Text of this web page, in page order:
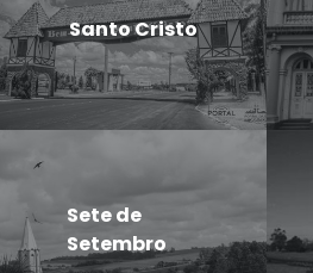
Santo Cristo
Sete de
Setembro